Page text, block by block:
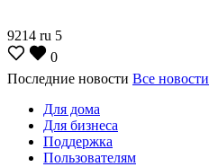
9214 ru 5
0
Последние новости Все новости
Для дома
Для бизнеса
Поддержка
Пользователям